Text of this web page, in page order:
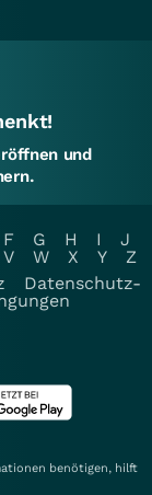
und
F G H I
J
V W X Y
Z
Datenschutz-
benötigen, hilft